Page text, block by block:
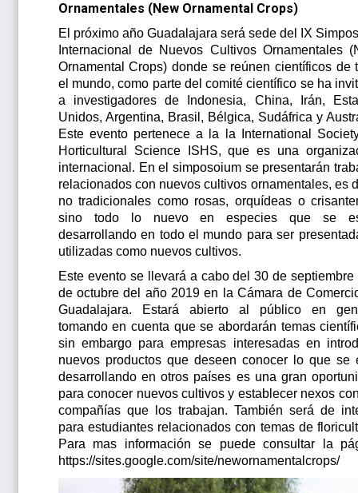
Ornamentales (New Ornamental Crops)
El próximo año Guadalajara será sede del IX
Internacional de Nuevos Cultivos Ornamentales
Ornamental Crops) donde se reúnen científicos de
el mundo, como parte del comité científico se ha
a investigadores de Indonesia, China, Irán,
Unidos, Argentina, Brasil, Bélgica, Sudáfrica y
Este evento pertenece a la la International
Horticultural Science ISHS, que es una
internacional. En el simposoium se presentarán
relacionados con nuevos cultivos ornamentales, es
no tradicionales como rosas, orquídeas o
sino todo lo nuevo en especies que se
desarrollando en todo el mundo para ser
utilizadas como nuevos cultivos.
Este evento se llevará a cabo del 30 de septiembre
de octubre del año 2019 en la Cámara de
Guadalajara. Estará abierto al público en
tomando en cuenta que se abordarán temas
sin embargo para empresas interesadas en
nuevos productos que deseen conocer lo que se
desarrollando en otros países es una gran
para conocer nuevos cultivos y establecer nexos
compañías que los trabajan. También será de
para estudiantes relacionados con temas de
Para mas información se puede consultar la
https://sites.google.com/site/newornamentalcrops/